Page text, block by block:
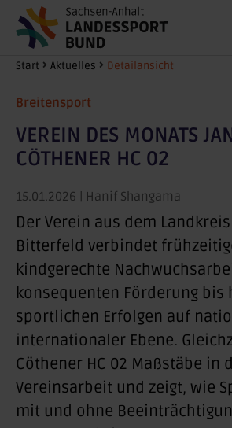
Zum Hauptinhalt springen
Sie sind hier:
Start Aktuelles Detailansicht
Breitensport
VEREIN DES MONATS
CÖTHENER HC 02
15.01.2026 | Hanif Shangama
Der Verein aus dem
Bitterfeld verbindet
kindgerechte
konsequenten Förderung bis
sportlichen Erfolgen auf
internationaler Ebene.
Cöthener HC 02 Maßstäbe in
Vereinsarbeit und zeigt, wie
mit und ohne